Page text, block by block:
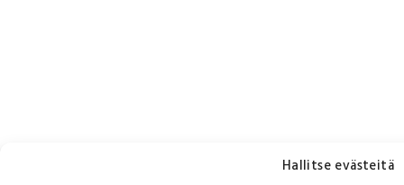
Hallitse evästeitä